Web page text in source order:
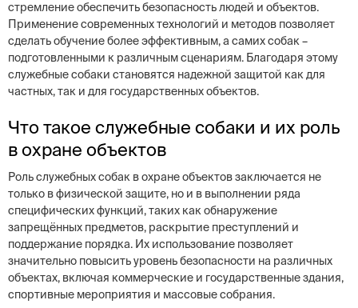
стремление обеспечить безопасность людей и объектов.
Применение современных технологий и методов позволяет
сделать обучение более эффективным, а самих собак –
подготовленными к различным сценариям. Благодаря этому
служебные собаки становятся надежной защитой как для
частных, так и для государственных объектов.
Что такое служебные собаки и их роль
в охране объектов
Роль служебных собак в охране объектов заключается не
только в физической защите, но и в выполнении ряда
специфических функций, таких как обнаружение
запрещённых предметов, раскрытие преступлений и
поддержание порядка. Их использование позволяет
значительно повысить уровень безопасности на различных
объектах, включая коммерческие и государственные здания,
спортивные мероприятия и массовые собрания.